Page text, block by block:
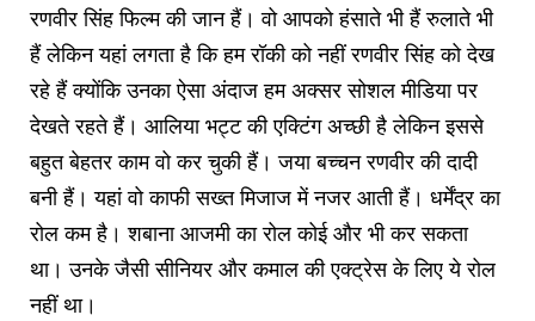
रणवीर सिंह फिल्म की जान हैं। वो आपको हंसाते भी हैं रुलाते भी
हैं लेकिन यहां लगता है कि हम रॉकी को नहीं रणवीर सिंह को देख
रहे हैं क्योंकि उनका ऐसा अंदाज हम अक्सर सोशल मीडिया पर
देखते रहते हैं। आलिया भट्ट की एक्टिंग अच्छी है लेकिन इससे
बहुत बेहतर काम वो कर चुकी हैं। जया बच्चन रणवीर की दादी
बनी हैं। यहां वो काफी सख्त मिजाज में नजर आती हैं। धर्मेंद्र का
रोल कम है। शबाना आजमी का रोल कोई और भी कर सकता
था। उनके जैसी सीनियर और कमाल की एक्ट्रेस के लिए ये रोल
नहीं था।